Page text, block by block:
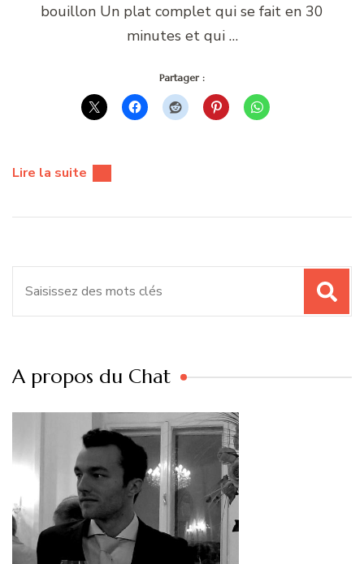
bouillon Un plat complet qui se fait en 30
minutes et qui …
Partager :
Lire la suite
A propos du Chat